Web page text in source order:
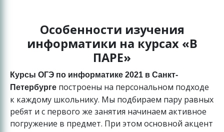
Особенности изучения
информатики на курсах «В
ПАРЕ»
Курсы ОГЭ по информатике 2021 в Санкт-
Петербурге построены на персональном подходе
к каждому школьнику. Мы подбираем пару равных
ребят и с первого же занятия начинаем активное
погружение в предмет. При этом основной акцент